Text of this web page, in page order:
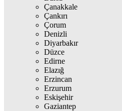
Çanakkale
Çankırı
Çorum
Denizli
Diyarbakır
Düzce
Edirne
Elazığ
Erzincan
Erzurum
Eskişehir
Gaziantep